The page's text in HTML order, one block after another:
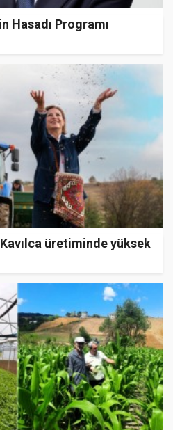
Hasadı Programı
üretiminde yüksek